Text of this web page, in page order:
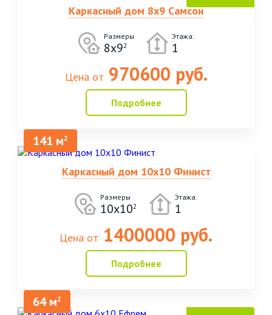
Каркасный дом 8х9 Самсон
Размеры
8х92
Этажа:
1
Цена от 970600 руб.
Подробнее
141 м2
Каркасный дом 10х10 Финист
Размеры
10х102
Этажа:
1
Цена от 1400000 руб.
Подробнее
64 м2